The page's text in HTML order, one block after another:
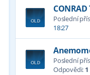
CONRAD
Poslední
18:27
Poslední
Odpovědi: 1